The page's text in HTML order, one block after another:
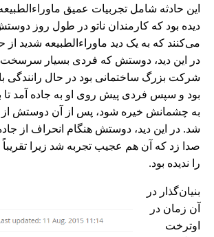
این حادثه شامل تجربیات عمیق ماوراء‌الطبیعه
دیده بود که کارمندان ناتو در طول روز
می‌کنند که به یک دید ماوراء‌الطبیعه شدید
در این دید، دوستش که فردی بسیار
شرکت بزرگ ساختمانی بود در حال رانندگی
بود و سپس فردی پیش روی او به جاده آمد تا
به چشمانش خیره شود، پس از آن دوستش
شد. در این دید، دوستش هنگام انحراف از جاده
را ندیده بود.
بنیان‌گذار در
آن زمان در
اوترخت